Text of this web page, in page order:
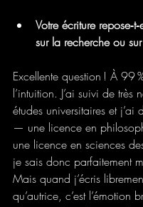
Votre écriture
sur la recherche ou sur
Excellente question ! À 99
l’intuition. J’ai suivi de très
études universitaires et j’ai
— une licence en
une licence en sciences
je sais donc parfaitement
Mais quand j’écris
qu’autrice, c’est l’émotion